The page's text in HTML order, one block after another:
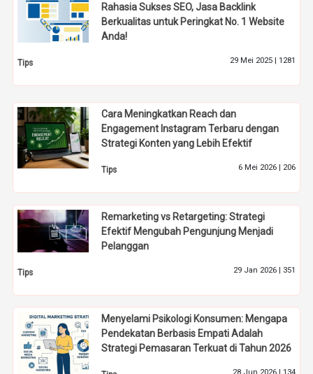
Rahasia Sukses SEO, Jasa Backlink
Berkualitas untuk Peringkat No. 1 Website
Anda!
Tips 29 Mei 2025 | 1281
Cara Meningkatkan Reach dan
Engagement Instagram Terbaru dengan
Strategi Konten yang Lebih Efektif
Tips 6 Mei 2026 | 206
Remarketing vs Retargeting: Strategi
Efektif Mengubah Pengunjung Menjadi
Pelanggan
Tips 29 Jan 2026 | 351
Menyelami Psikologi Konsumen: Mengapa
Pendekatan Berbasis Empati Adalah
Strategi Pemasaran Terkuat di Tahun 2026